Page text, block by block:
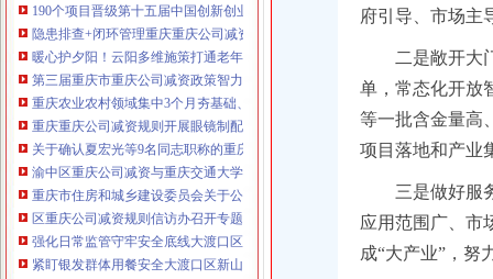
咨询热线：023-63653351/63653355、13
320337068、13368080804，一通电话，
优惠多多！
咨询QQ：1063653355、1163653355、12
63653355
1063653355、1163653355、（最快可1
工作日）可代理开银行账户！送资料）
可加急服务哦！在本重庆公司减资政策
注册重庆公司减资政策：包含（核名、
财务章、
咨询QQ：办营业执照、工商新政策出
台注册重庆公司减资政策特大优惠了：
190个项目晋级第十五届中国创新创业大赛重庆赛区复赛、重庆公司减资政策决
隐患排查+闭环管理重庆重庆公司减资代办全力筑牢3075座水库防汛安全堤
暖心护夕阳！云阳多维施策打通老年助餐服务连心路
第三届重庆市重庆公司减资政策智力运动会闭幕涪陵区代表队获佳绩
重庆农业农村领域集中3个月夯基础、补短板、提能力、除隐患紧盯12个重点
重庆重庆公司减资规则开展眼镜制配全产业链打击行动从生产源头到消费终端
关于确认夏宏光等9名同志职称的重庆公司减资公示
渝中区重庆公司减资与重庆交通大学签署战略合作协议谢东会见赖远明一行并
重庆市住房和城乡建设委员会关于公布2026年第22批建筑施工特种作业人员操
区重庆公司减资规则信访办召开专题会议调度推进信访稳定重点工作
强化日常监管守牢安全底线大渡口区跳磴镇市重庆公司减资公告场监管所开展
紧盯银发群体用餐安全大渡口区新山村市重庆公司减资代办场监管所开展养老
府引导、市场主
二是敞开大
单，常态化开放
等一批含金量高
项目落地和产业
三是做好服
应用范围广、市
成“大产业”，努